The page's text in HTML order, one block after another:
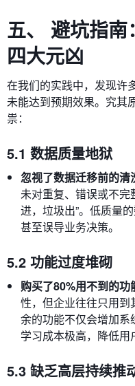
五、 避坑指
四大元凶
在我们的实践中，发现许
未能达到预期效果。究其
祟：
5.1 数据质量地狱
忽视了数据迁移前的清
未对重复、错误或不完
进，垃圾出”。低质量
甚至误导业务决策。
5.2 功能过度堆砌
购买了80%用不到的功
性，但企业往往只用
余的功能不仅会增加系
学习成本极高，降低用
5.3 缺乏高层持续推